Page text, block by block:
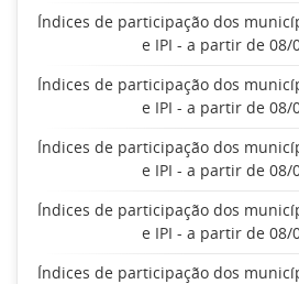
Índices de participação dos
e IPI - a partir de 08/
Índices de participação dos
e IPI - a partir de 08/
Índices de participação dos
e IPI - a partir de 08/
Índices de participação dos
e IPI - a partir de 08/
Índices de participação dos